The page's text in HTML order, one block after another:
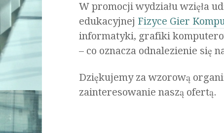
W promocji wydziału wzięła
edukacyjnej Fizyce Gier
informatyki, grafiki
– co oznacza odnalezienie się
Dziękujemy za wzorową
zainteresowanie naszą ofertą.